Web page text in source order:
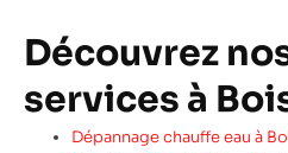
Découvrez
services à
Dépannage chauffe eau à